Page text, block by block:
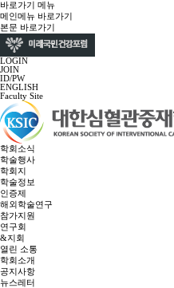
바로가기 메뉴
메인메뉴 바로가기
본문 바로가기
LOGIN
JOIN
ID/PW
ENGLISH
Faculty Site
학회소식
학술행사
학회지
학술정보
인증제
해외학술연구
참가지원
연구회
&지회
열린 소통
학회소개
공지사항
뉴스레터